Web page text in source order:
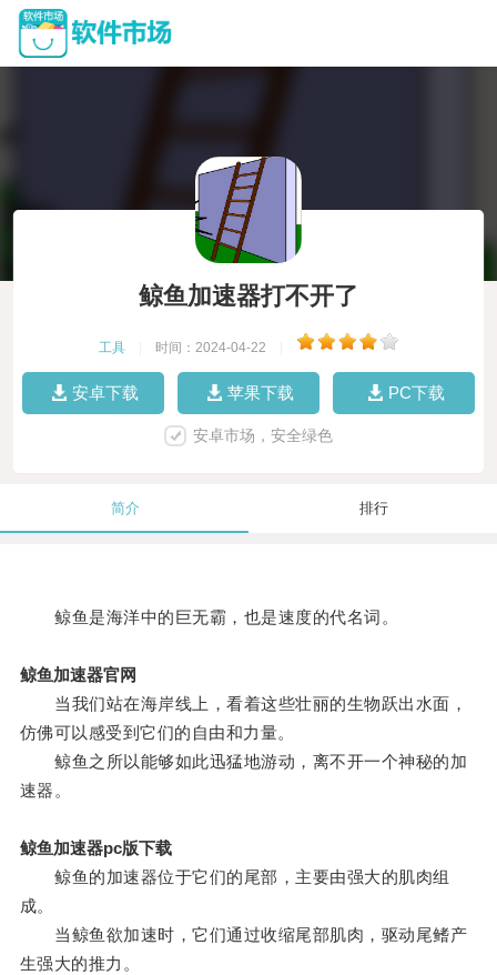
鲸鱼加速器打不开了
工具 时间：2024-04-22
安卓下载 苹果下载 PC下载
安卓市场，安全绿色
简介 排行
鲸鱼是海洋中的巨无霸，也是速度的代名词。
鲸鱼加速器官网
当我们站在海岸线上，看着这些壮丽的生物跃出水面，
仿佛可以感受到它们的自由和力量。
鲸鱼之所以能够如此迅猛地游动，离不开一个神秘的加
速器。
鲸鱼加速器pc版下载
鲸鱼的加速器位于它们的尾部，主要由强大的肌肉组
成。
当鲸鱼欲加速时，它们通过收缩尾部肌肉，驱动尾鳍产
生强大的推力。